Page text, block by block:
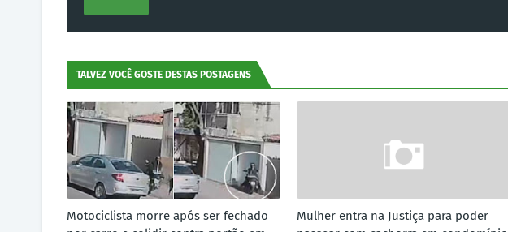
TALVEZ VOCÊ GOSTE DESTAS POSTAGENS
Motociclista morre após ser fechado
Mulher entra na Justiça para poder